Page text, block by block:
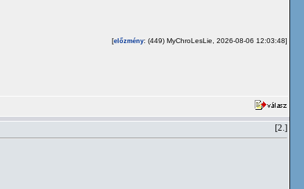
[előzmény: (449) MyChroLesLie, 2026-08-06 12:03:48]
[2.]